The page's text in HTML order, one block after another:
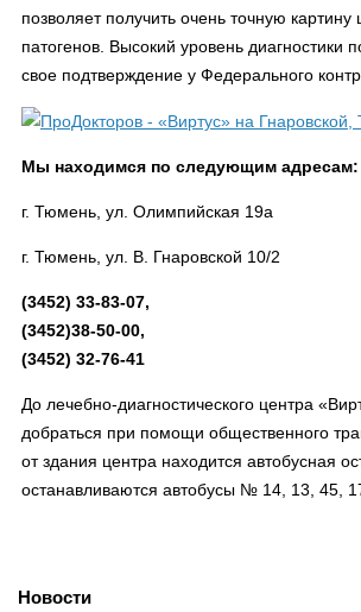
позволяет получить очень точную картину
патогенов. Высокий уровень диагностики
свое подтверждение у Федерального
Мы находимся по следующим адресам:
г. Тюмень, ул. Олимпийская 19а
г. Тюмень, ул. В. Гнаровской 10/2
(3452) 33-83-07,
(3452)38-50-00,
(3452) 32-76-41
До лечебно-диагностического центра
добраться при помощи общественного
от здания центра находится автобусная
останавливаются автобусы № 14, 13, 45,
Новости